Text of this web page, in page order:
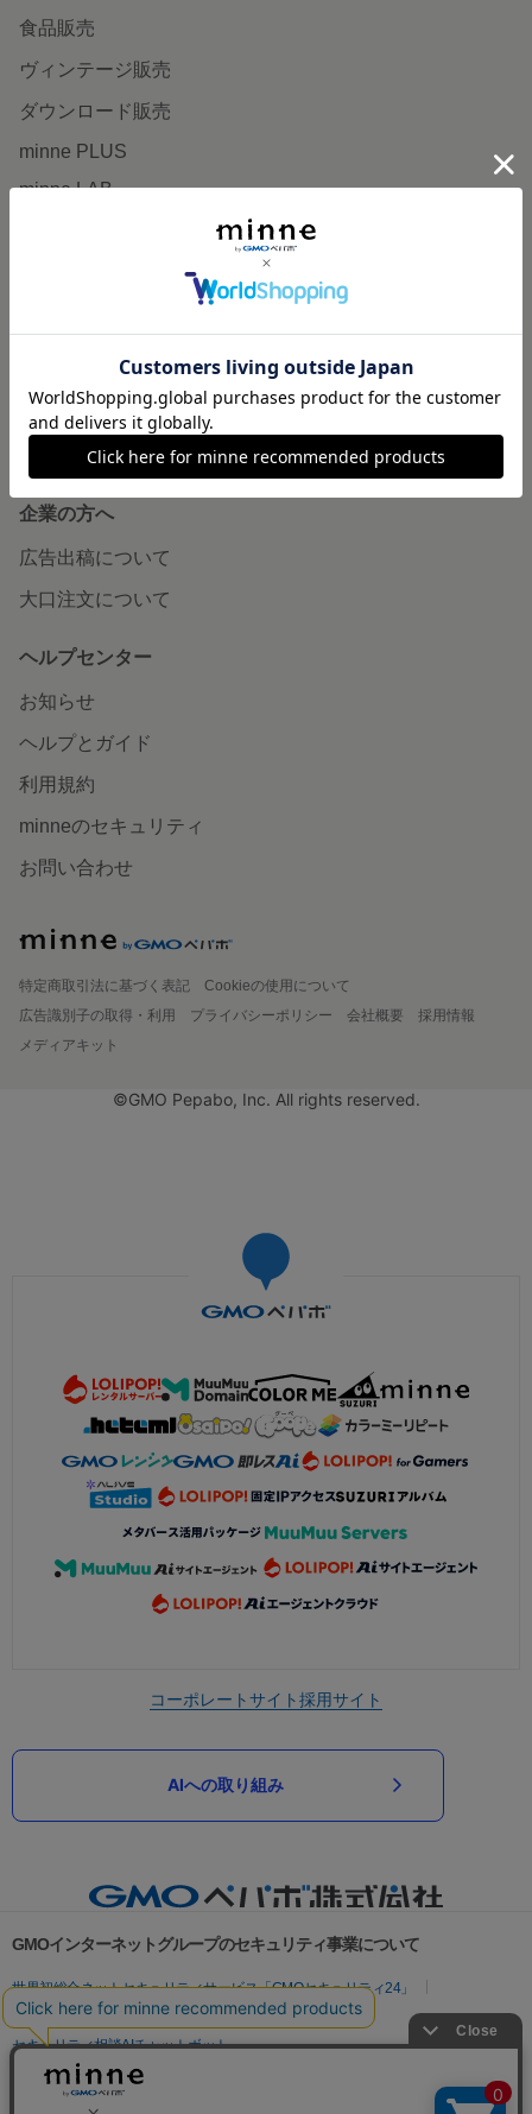
食品販売
ヴィンテージ販売
ダウンロード販売
minne PLUS
minne LAB
販売支援企画・イベント
minneとものづくりと
minne学習帖
ニュース
minneの本
企業の方へ
広告出稿について
大口注文について
ヘルプセンター
お知らせ
ヘルプとガイド
利用規約
minneのセキュリティ
お問い合わせ
特定商取引法に基づく表記
Cookieの使用について
広告識別子の取得・利用
プライバシーポリシー 会社概要
採用情報
メディアキット
©GMO Pepabo, Inc. All rights reserved.
コーポレートサイト採用サイト
AIへの取り組み
GMOインターネットグループのセキュリティ事業について
世界初総合ネットセキュリティサービス「GMOセキュリティ24」
パスワード漏洩診断
Webサイトリスク診断
セキュリティ相談AIチャットボット
実在証明・盗聴対策